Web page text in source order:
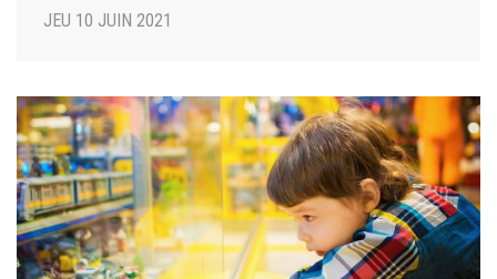
JEU 10 JUIN 2021